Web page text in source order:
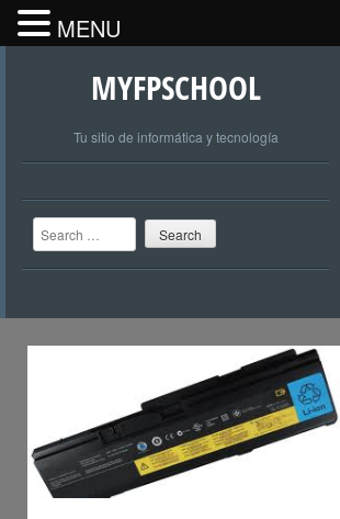
MYFPSCHOOL
Tu sitio de informática y tecnología
Search
MENU